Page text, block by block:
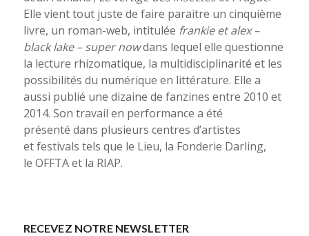
Elle vient tout juste de faire paraitre un cinquième
livre, un roman-web, intitulée frankie et alex –
black lake – super nowdans lequel elle questionne
la lecture rhizomatique, la multidisciplinarité et les
possibilités du numérique en littérature. Elle a
aussi publié une dizaine de fanzines entre 2010 et
2014. Son travail en performance a été
présenté dans plusieurs centres d’artistes
et festivals tels que le Lieu, la Fonderie Darling,
le OFFTA et la RIAP.
RECEVEZ NOTRE NEWSLETTER